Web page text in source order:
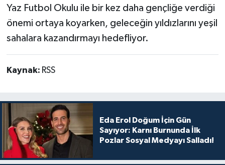
Yaz Futbol Okulu ile bir kez daha gençliğe verdiği
önemi ortaya koyarken, geleceğin yıldızlarını yeşil
sahalara kazandırmayı hedefliyor.
Kaynak: RSS
Eda Erol Doğum İçin Gün
Sayıyor: Karnı Burnunda İlk
Pozlar Sosyal Medyayı Salladı!